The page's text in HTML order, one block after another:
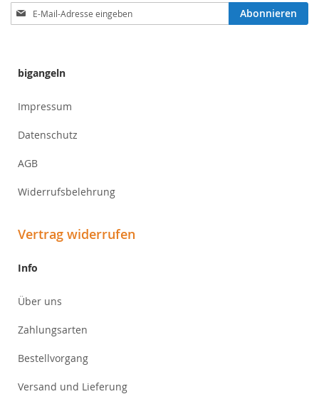
Anmeldung
zum
Abonnieren
bigangeln
Impressum
Datenschutz
AGB
Widerrufsbelehrung
Vertrag widerrufen
Info
Über uns
Zahlungsarten
Bestellvorgang
Versand und Lieferung